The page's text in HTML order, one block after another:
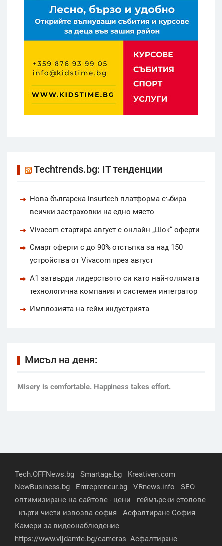
Techtrends.bg: IT тенденции
Нова българска insurtech платформа събира
всички застраховки на едно място
Vivacom стартира август с онлайн „Шок“ оферти
Смарт оферти с до 90% отстъпка за над 150
устройства от Vivacom през август
А1 затвърди лидерството си като най-голямата
технологична компания и системен интегратор
Имплозията на гейм индустрията
Мисъл на деня:
Мisery is comfortable. Happiness takes effort.
Tech.OFFNews.bg Smartage.bg
Kreativen.com
NewBusiness.bg
Entrepreneur.bg VRnews.info
SEO
оптимизиране на сайтове - цени
геймърски столове
кърти чисти извозва софия
Асфалтиране София
Камери за видеонаблюдение
https://www.vijdamte.bg/cameras Асфалтиране